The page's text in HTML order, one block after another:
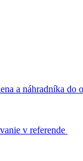
a náhradníka
v referende